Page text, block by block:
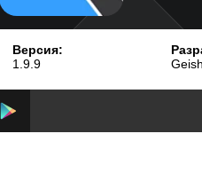
Версия:
1.9.9